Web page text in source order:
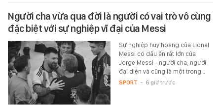
Người cha vừa qua đời là người có vai trò vô cùng
đặc biệt với sự nghiệp vĩ đại của Messi
Sự nghiệp huy hoàng của Lionel
Messi có dấu ấn rất lớn của
Jorge Messi - người cha, người
đại diện và cũng là một trong…
SPORT - 6 giờ trước